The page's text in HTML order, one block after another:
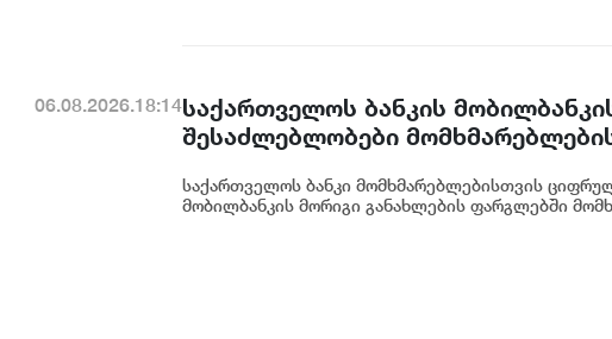
06.08.2026.18:14საქართველოს ბანკის
შესაძლებლობები
საქართველოს ბანკი მომხმარებლებისთვის
მობილბანკის მორიგი განახლების ფარგლებში